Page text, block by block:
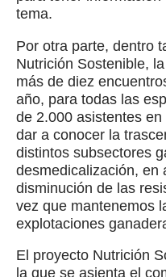
tema.
Por otra parte, dentro
Nutrición Sostenible,
más de diez
año, para todas las
de 2.000 asistentes
dar a conocer la
distintos subsectores
desmedicalización, en
disminución de las
vez que mantenemos
explotaciones
El proyecto Nutrición
la que se asienta el